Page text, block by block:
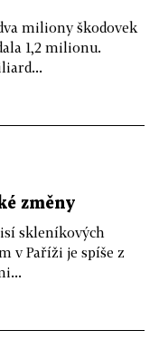
miliony škodovek
1,2 milionu.
změny
skleníkových
v Paříži je spíše z